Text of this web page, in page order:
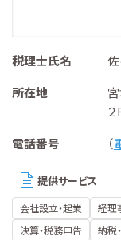
税理士氏名
所在地
２
電話番号
（
提供サービス
会社設立・起業 経理
決算・税務申告
納税